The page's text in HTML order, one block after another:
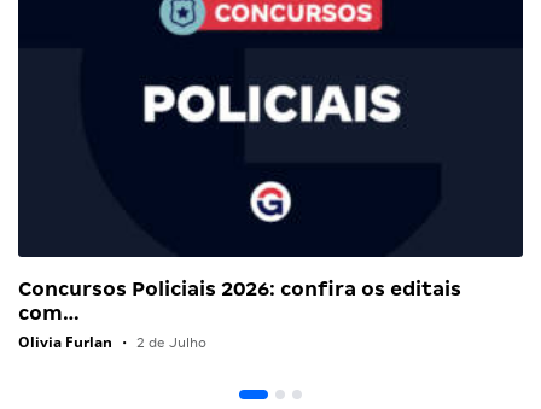
Concursos Policiais 2026: confira os editais
com…
Olivia Furlan • 2 de Julho